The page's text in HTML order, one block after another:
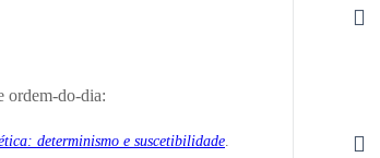
ordem-do-dia:
determinismo e suscetibilidade